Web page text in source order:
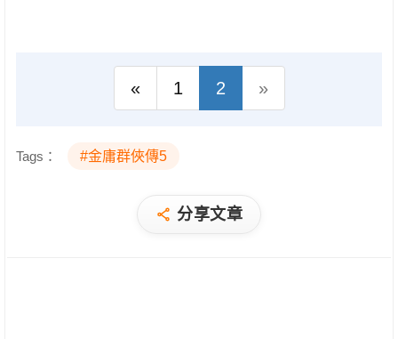
« 1 2 »
Tags： #金庸群俠傳5
分享文章